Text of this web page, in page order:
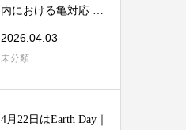
内における亀対応 安
2026.04.03
未分類
4月22日はEarth Day｜